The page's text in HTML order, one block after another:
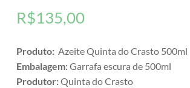
R$135,00
Produto: Azeite Quinta do Crasto 500ml
Embalagem:Garrafa escura de 500ml
Produtor:Quinta do Crasto